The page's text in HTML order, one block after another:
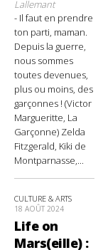
Lallemant
- Il faut en prendre
ton parti, maman.
Depuis la guerre,
nous sommes
toutes devenues,
plus ou moins, des
garçonnes ! (Victor
Margueritte, La
Garçonne) Zelda
Fitzgerald, Kiki de
Montparnasse,...
CULTURE & ARTS
18 AOÛT 2024
Life on
Mars(eille) :